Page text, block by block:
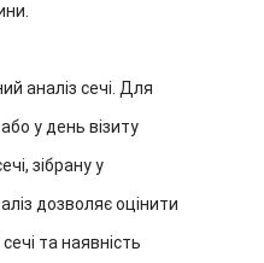
аналіз сечі. Для
у день візиту
зібрану у
дозволяє оцінити
та наявність